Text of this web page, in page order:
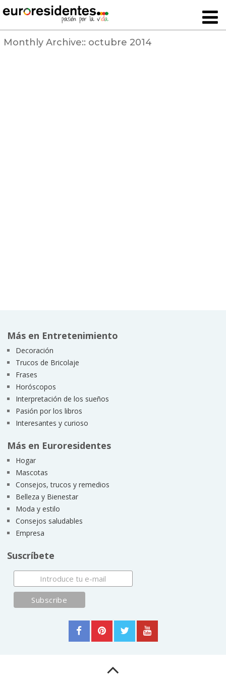
Monthly Archive:: octubre 2014
Más en Entretenimiento
Decoración
Trucos de Bricolaje
Frases
Horóscopos
Interpretación de los sueños
Pasión por los libros
Interesantes y curioso
Más en Euroresidentes
Hogar
Mascotas
Consejos, trucos y remedios
Belleza y Bienestar
Moda y estilo
Consejos saludables
Empresa
Suscríbete